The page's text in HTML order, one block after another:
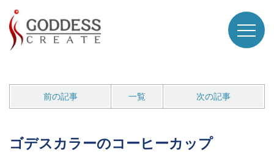
前の記事 一覧 次の記事
ゴデスカラーのコーヒーカップ